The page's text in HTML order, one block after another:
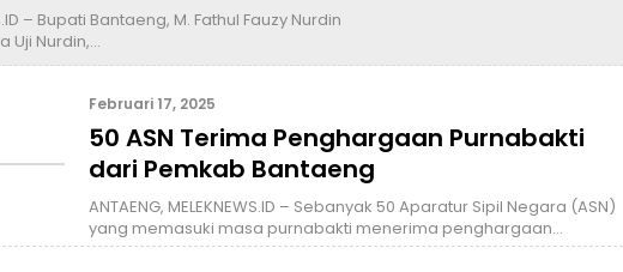
– Bupati Bantaeng, M. Fathul Fauzy Nurdin
Uji Nurdin,…
Februari 17, 2025
50 ASN Terima Penghargaan Purnabakti
dari Pemkab Bantaeng
ANTAENG, MELEKNEWS.ID – Sebanyak 50 Aparatur Sipil Negara (ASN)
yang memasuki masa purnabakti menerima penghargaan…